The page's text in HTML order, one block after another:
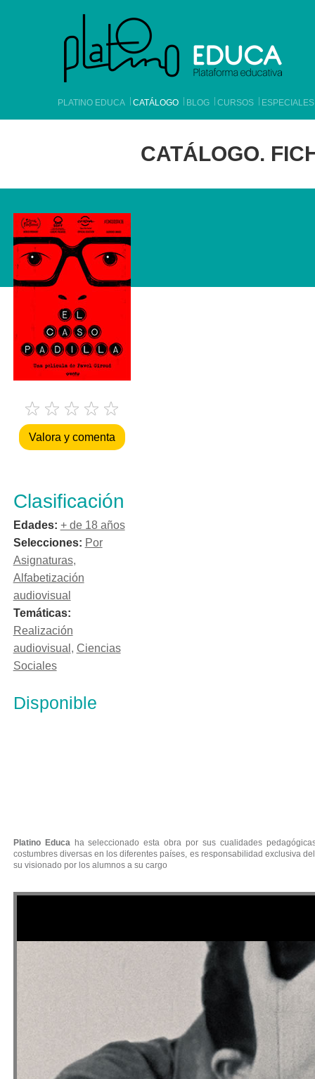
PLATINO EDUCA CATÁLOGO BLOG CURSOS ESPECIALES
CATÁLOGO.
Valora y comenta
Clasificación
Edades: + de 18 años
Selecciones: Por
Asignaturas,
Alfabetización
audiovisual
Temáticas:
Realización
audiovisual , Ciencias
Sociales
Disponible
Platino Educaha seleccionado esta obra por sus cualidades
costumbres diversas en los diferentes países, es responsabilidad exclusiva
su visionado por los alumnos a su cargo